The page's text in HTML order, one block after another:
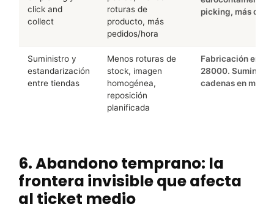
click and
collect
roturas de
producto, más
pedidos/hora
picking, más de
Suministro y
estandarización
entre tiendas
Menos roturas de
stock, imagen
homogénea,
reposición
planificada
Fabricación en
28000.
cadenas en más
6. Abandono temprano: la
frontera invisible que afecta
al ticket medio